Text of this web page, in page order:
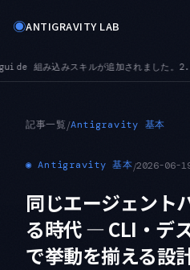
◉ANTIGRAVITY LAB
2.0・CLI・IDE・SDK のリファレン
記事一覧/Antigravity 基本
◉ Antigravity 基本/2026-06-
同じエージェント
る時代 — CLI・デ
で挙動を揃える設